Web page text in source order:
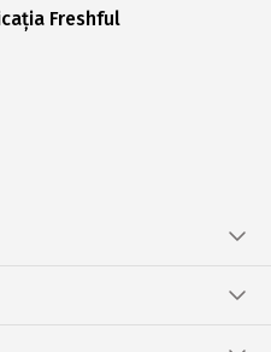
Freshful